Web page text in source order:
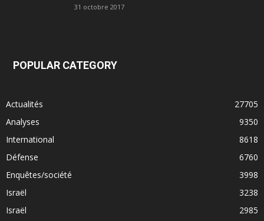
31 octobre 2017
POPULAR CATEGORY
Actualités
27705
Analyses
9350
International
8618
Défense
6760
Enquêtes/société
3998
Israël
3238
Israël
2985